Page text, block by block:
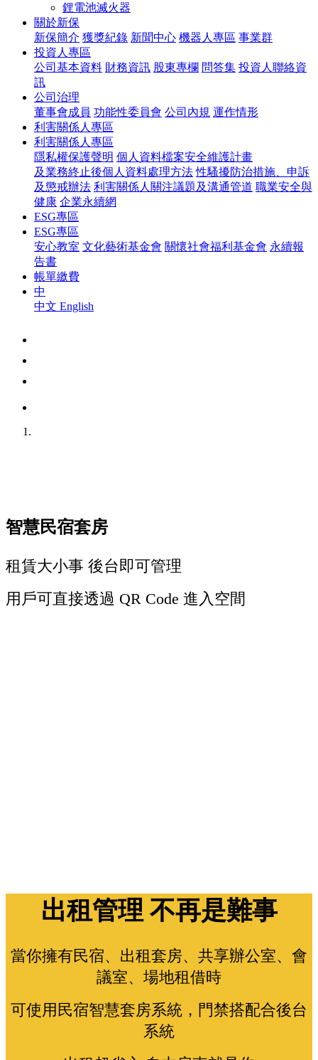
鋰電池滅火器
關於新保
新保簡介 獲獎紀錄 新聞中心 機器人專區 事業群
投資人專區
公司基本資料 財務資訊 股東專欄 問答集 投資人聯絡資
訊
公司治理
董事會成員 功能性委員會 公司內規 運作情形
利害關係人專區
利害關係人專區
隱私權保護聲明 個人資料檔案安全維護計畫
及業務終止後個人資料處理方法 性騷擾防治措施、申訴
及懲戒辦法 利害關係人關注議題及溝通管道 職業安全與
健康 企業永續網
ESG專區
ESG專區
安心教室 文化藝術基金會 關懷社會福利基金會 永續報
告書
帳單繳費
中
中文 English
智慧民宿套房
租賃大小事 後台即可管理
用戶可直接透過 QR Code 進入空間
出租管理 不再是難事
當你擁有民宿、出租套房、共享辦公室、會
議室、場地租借時
可使用民宿智慧套房系統，門禁搭配合後台
系統